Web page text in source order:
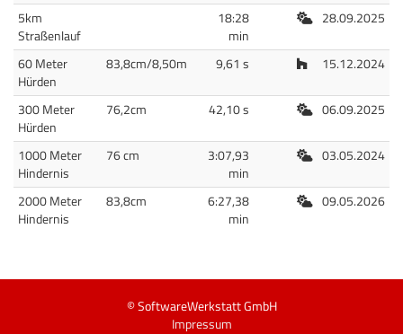
5km
Straßenlauf
18:28
min
Freiluft
28.09.2025
60 Meter
Hürden
83,8cm/8,50m 9,61 s Halle15.12.2024
300 Meter
Hürden
76,2cm 42,10 s Freiluft
06.09.2025
1000 Meter
Hindernis
76 cm
3:07,93
min
Freiluft
03.05.2024
2000 Meter
Hindernis
83,8cm
6:27,38
min
Freiluft
09.05.2026
© SoftwareWerkstatt GmbH
Impressum